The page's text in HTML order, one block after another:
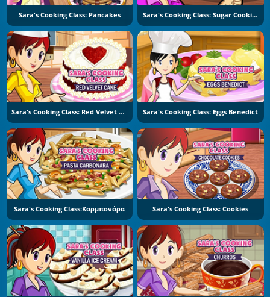
Sara's Cooking Class: Pancakes Sara's Cooking Class: Sugar Cookies
Sara's Cooking Class: Red Velvet Cake Sara's Cooking Class: Eggs Benedict
Sara's Cooking Class:Καρμπονάρα Sara's Cooking Class: Cookies